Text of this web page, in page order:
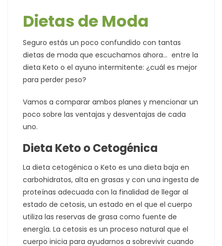
Dietas de Moda
Seguro estás un poco confundido con tantas
dietas de moda que escuchamos ahora… entre la
dieta Keto o el ayuno intermitente: ¿cuál es mejor
para perder peso?
Vamos a comparar ambos planes y mencionar un
poco sobre las ventajas y desventajas de cada
uno.
Dieta Keto o Cetogénica
La dieta cetogénica o Keto es una dieta baja en
carbohidratos, alta en grasas y con una ingesta de
proteínas adecuada con la finalidad de llegar al
estado de cetosis, un estado en el que el cuerpo
utiliza las reservas de grasa como fuente de
energía. La cetosis es un proceso natural que el
cuerpo inicia para ayudarnos a sobrevivir cuando